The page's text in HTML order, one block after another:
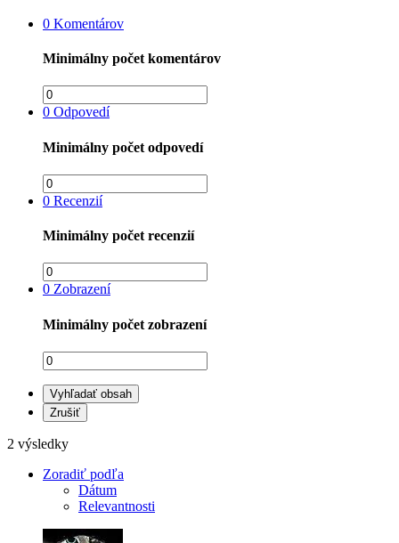
0 Komentárov
Minimálny počet komentárov
0 Odpovedí
Minimálny počet odpovedí
0 Recenzií
Minimálny počet recenzií
0 Zobrazení
Minimálny počet zobrazení
Vyhľadať obsah
Zrušiť
2 výsledky
Zoradiť podľa
Dátum
Relevantnosti